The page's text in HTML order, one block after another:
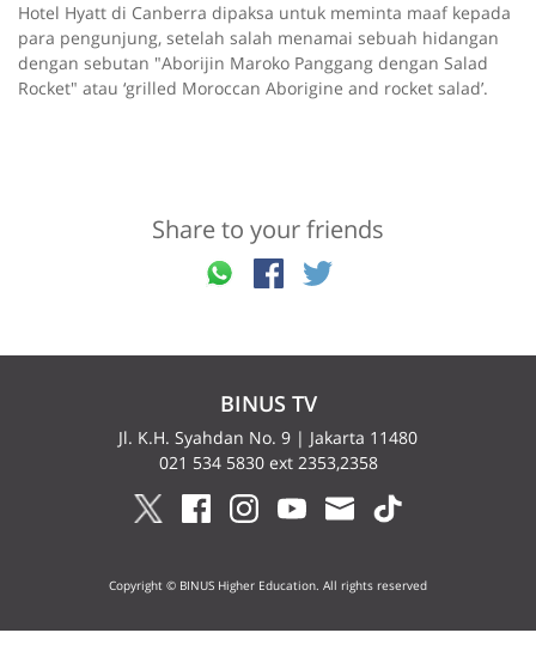
Hotel Hyatt di Canberra dipaksa untuk meminta maaf kepada
para pengunjung, setelah salah menamai sebuah hidangan
dengan sebutan "Aborijin Maroko Panggang dengan Salad
Rocket" atau ‘grilled Moroccan Aborigine and rocket salad’.
Share to your friends
BINUS TV
Jl. K.H. Syahdan No. 9 | Jakarta 11480
021 534 5830 ext 2353,2358
Copyright © BINUS Higher Education. All rights reserved